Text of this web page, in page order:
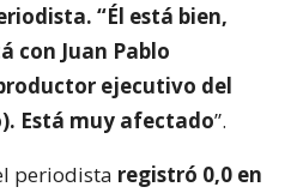
“Él está bien,
con Juan Pablo
ejecutivo del
Está muy afectado”.
periodista registró 0,0 en